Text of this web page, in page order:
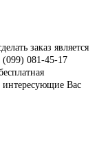
заказ является
081-45-17
интересующие Вас